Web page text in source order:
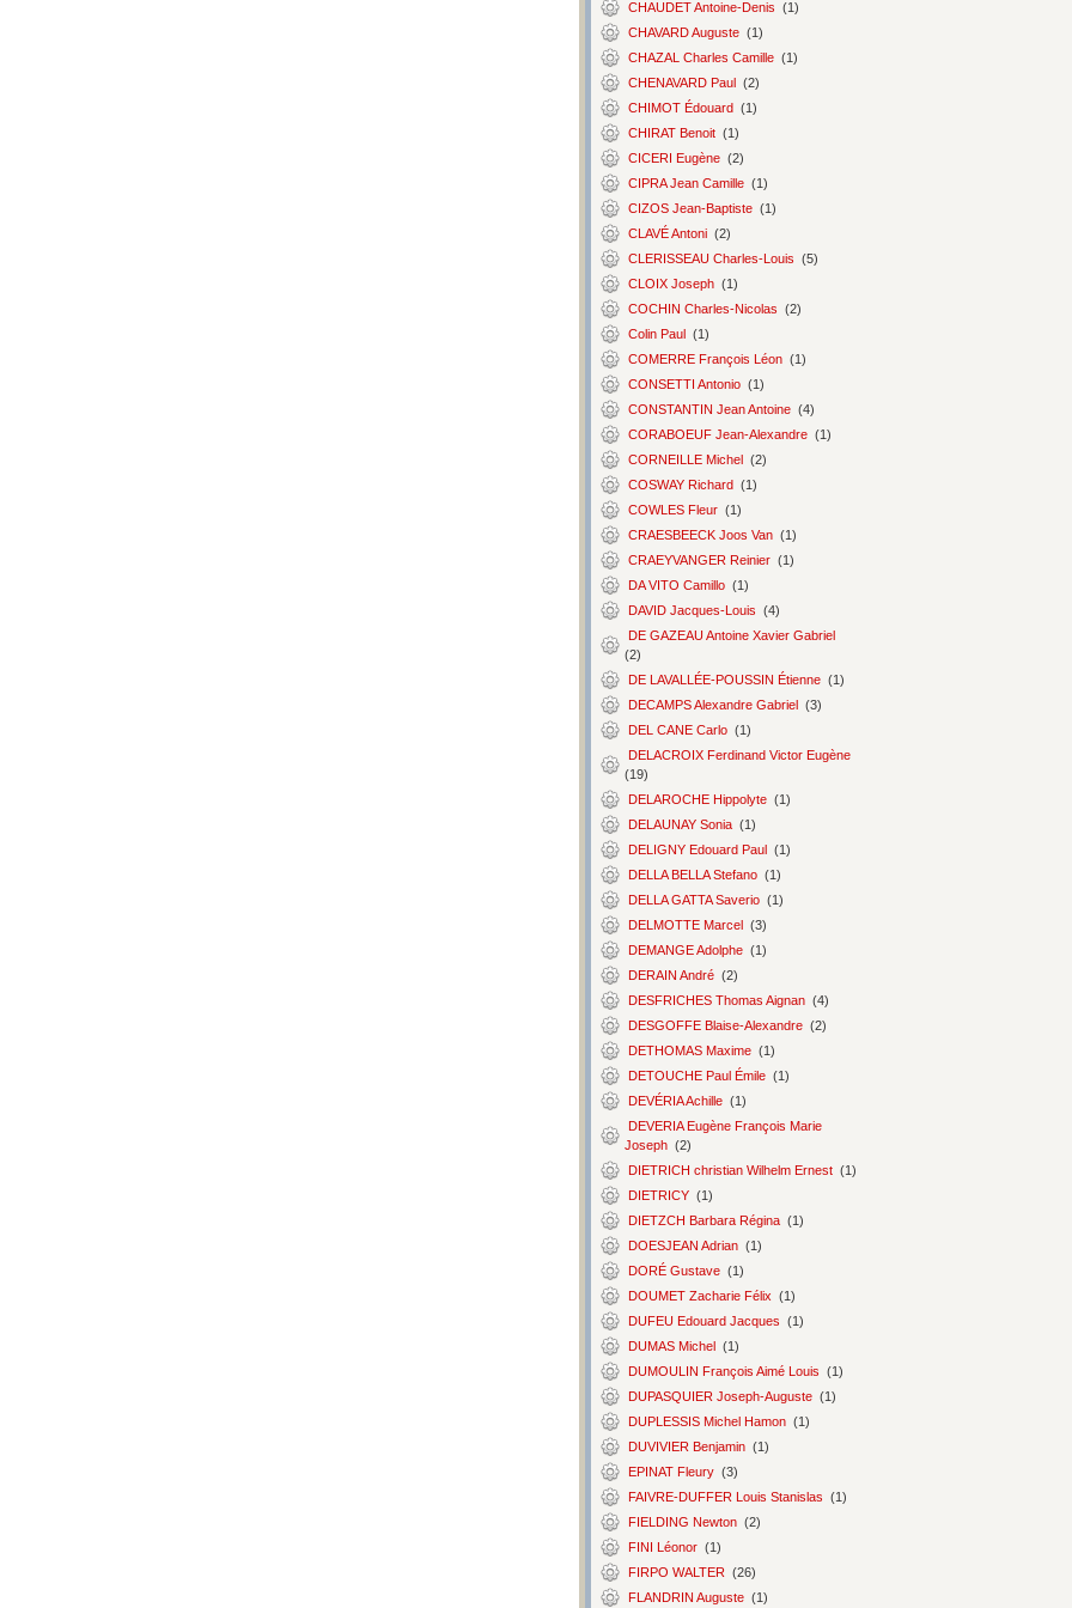
CHAUDET Antoine-Denis (1)
CHAVARD Auguste (1)
CHAZAL Charles Camille (1)
CHENAVARD Paul (2)
CHIMOT Édouard (1)
CHIRAT Benoit (1)
CICERI Eugène (2)
CIPRA Jean Camille (1)
CIZOS Jean-Baptiste (1)
CLAVÉ Antoni (2)
CLERISSEAU Charles-Louis (5)
CLOIX Joseph (1)
COCHIN Charles-Nicolas (2)
Colin Paul (1)
COMERRE François Léon (1)
CONSETTI Antonio (1)
CONSTANTIN Jean Antoine (4)
CORABOEUF Jean-Alexandre (1)
CORNEILLE Michel (2)
COSWAY Richard (1)
COWLES Fleur (1)
CRAESBEECK Joos Van (1)
CRAEYVANGER Reinier (1)
DA VITO Camillo (1)
DAVID Jacques-Louis (4)
DE GAZEAU Antoine Xavier Gabriel
(2)
DE LAVALLÉE-POUSSIN Étienne (1)
DECAMPS Alexandre Gabriel (3)
DEL CANE Carlo (1)
DELACROIX Ferdinand Victor Eugène
(19)
DELAROCHE Hippolyte (1)
DELAUNAY Sonia (1)
DELIGNY Edouard Paul (1)
DELLA BELLA Stefano (1)
DELLA GATTA Saverio (1)
DELMOTTE Marcel (3)
DEMANGE Adolphe (1)
DERAIN André (2)
DESFRICHES Thomas Aignan (4)
DESGOFFE Blaise-Alexandre (2)
DETHOMAS Maxime (1)
DETOUCHE Paul Émile (1)
DEVÉRIA Achille (1)
DEVERIA Eugène François Marie
Joseph (2)
DIETRICH christian Wilhelm Ernest (1)
DIETRICY (1)
DIETZCH Barbara Régina (1)
DOESJEAN Adrian (1)
DORÉ Gustave (1)
DOUMET Zacharie Félix (1)
DUFEU Edouard Jacques (1)
DUMAS Michel (1)
DUMOULIN François Aimé Louis (1)
DUPASQUIER Joseph-Auguste (1)
DUPLESSIS Michel Hamon (1)
DUVIVIER Benjamin (1)
EPINAT Fleury (3)
FAIVRE-DUFFER Louis Stanislas (1)
FIELDING Newton (2)
FINI Léonor (1)
FIRPO WALTER (26)
FLANDRIN Auguste (1)